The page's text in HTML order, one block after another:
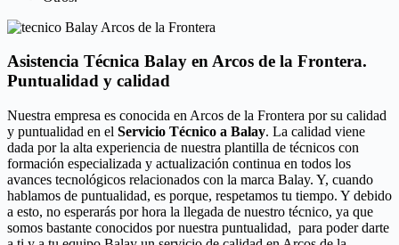
Asistencia Técnica Balay en Arcos de la Frontera.
Puntualidad y calidad
Nuestra empresa es conocida en Arcos de la Frontera por su calidad
y puntualidad en el Servicio Técnico a Balay. La calidad viene
dada por la alta experiencia de nuestra plantilla de técnicos con
formación especializada y actualización continua en todos los
avances tecnológicos relacionados con la marca Balay. Y, cuando
hablamos de puntualidad, es porque, respetamos tu tiempo. Y debido
a esto, no esperarás por hora la llegada de nuestro técnico, ya que
somos bastante conocidos por nuestra puntualidad, para poder darte